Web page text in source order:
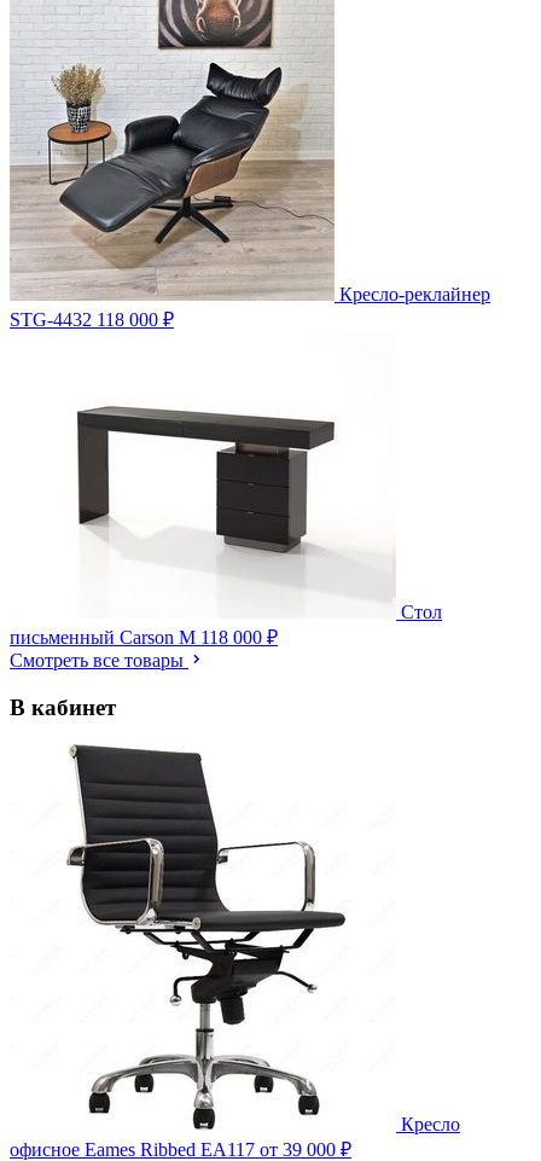
Кресло-реклайнер
STG-4432 118 000 ₽
Стол
письменный Carson M 118 000 ₽
Смотреть все товары
В кабинет
Кресло
офисное Eames Ribbed EA117 от 39 000 ₽